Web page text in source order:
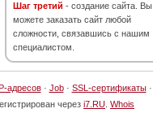
Шаг третий - создание сайта. Вы
можете заказать сайт любой
сложности, связавшись с нашим
специалистом.
адресов· Job· SSL-сертификаты·
через i7.RU Whois